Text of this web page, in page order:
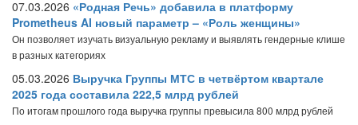
07.03.2026 «Родная Речь» добавила в платформу
Prometheus AI новый параметр – «Роль женщины»
Он позволяет изучать визуальную рекламу и выявлять гендерные клише
в разных категориях
05.03.2026 Выручка Группы МТС в четвёртом квартале
2025 года составила 222,5 млрд рублей
По итогам прошлого года выручка группы превысила 800 млрд рублей